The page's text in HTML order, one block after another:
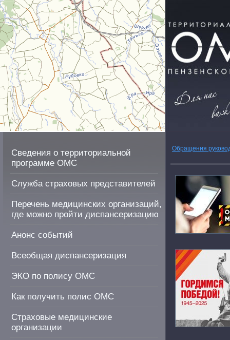
Сведения о территориальной
программе ОМС
Служба страховых представителей
Перечень медицинских организаций,
где можно пройти диспансеризацию
Анонс событий
Всеобщая диспансеризация
ЭКО по полису ОМС
Как получить полис ОМС
Страховые медицинские
организации
Обращения